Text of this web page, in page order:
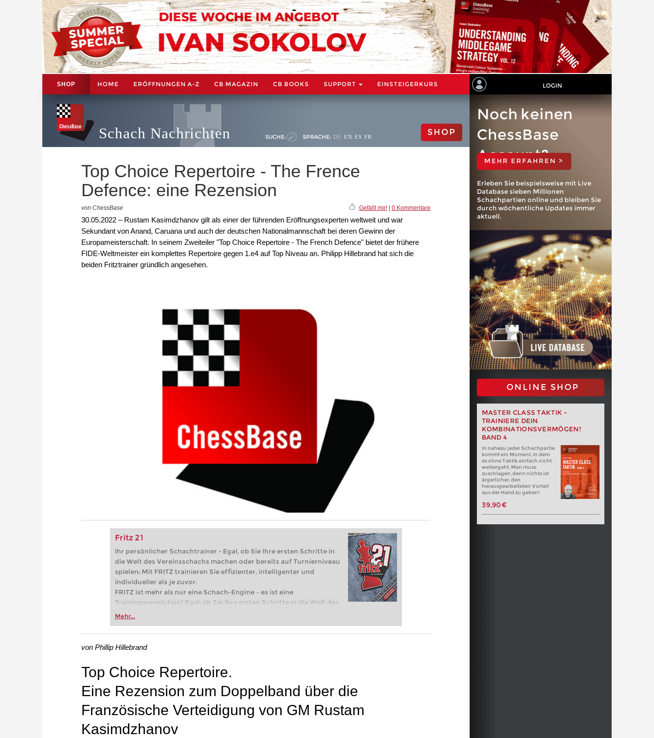
SHOP HOME ERÖFFNUNGEN A-Z CB MAGAZIN CB BOOKS SUPPORT EINSTEIGERKURS LOGIN
Schach Nachrichten SUCHE: SPRACHE: DE EN ES FR SHOP
Top Choice Repertoire - The Frence
Defence: eine Rezension
von ChessBase Gefällt mir!| 0 Kommentare
30.05.2022 – Rustam Kasimdzhanov gilt als einer der führenden Eröffnungsexperten weltweit und war
Sekundant von Anand, Caruana und auch der deutschen Nationalmannschaft bei deren Gewinn der
Europameisterschaft. In seinem Zweiteiler "Top Choice Repertoire - The French Defence" bietet der frühere
FIDE-Weltmeister ein komplettes Repertoire gegen 1.e4 auf Top Niveau an. Philipp Hillebrand hat sich die
beiden Fritztrainer gründlich angesehen.
Fritz 21
Ihr persönlicher Schachtrainer - Egal, ob Sie Ihre ersten Schritte in
die Welt des Vereinsschachs machen oder bereits auf Turnierniveau
spielen: Mit FRITZ trainieren Sie effizienter, intelligenter und
individueller als je zuvor.
FRITZ ist mehr als nur eine Schach-Engine – es ist eine
Trainingsrevolution! Egal, ob Sie Ihre ersten Schritte in die Welt des
Vereinsschachs machen oder bereits auf Turnierniveau spielen: Mit
zuvor.
Mehr...
Noch keinen
ChessBase
Account?
MEHR ERFAHREN >
Erleben Sie beispielsweise mit Live
Database sieben Millionen
Schachpartien online und bleiben Sie
durch wöchentliche Updates immer
aktuell.
ONLINE SHOP
MASTER CLASS TAKTIK -
TRAINIERE DEIN
KOMBINATIONSVERMÖGEN!
BAND 4
In nahezu jeder Schachpartie
kommt ein Moment, in dem
es ohne Taktik einfach nicht
weitergeht. Man muss
zuschlagen, denn nichts ist
ärgerlicher, den
herausgearbeiteten Vorteil
aus der Hand zu geben!
39,90 €
von Phillip Hillebrand
Top Choice Repertoire.
Eine Rezension zum Doppelband über die
Französische Verteidigung von GM Rustam
Kasimdzhanov